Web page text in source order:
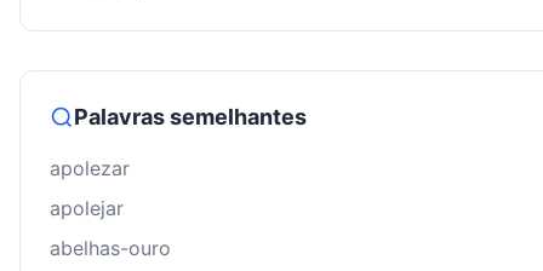
Palavras semelhantes
apolezar
apolejar
abelhas-ouro